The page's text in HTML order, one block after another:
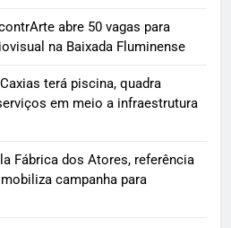
abre 50 vagas para
na Baixada Fluminense
terá piscina, quadra
em meio a infraestrutura
Fábrica dos Atores, referência
campanha para